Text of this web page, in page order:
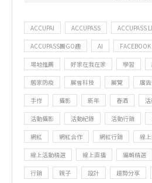
ACCUPAI ACCUPASS ACCUPASS
ACCUPASS團GO趣 AI FACEBOOK
場地推薦 好家在我在家 學習
居家防疫 展會科技 展覽 廣
手作 攝影 新年 春酒
活動攝影 活動紀錄 活動行銷
網紅 網紅合作 網紅行銷 線
線上活動精選 線上直播 編輯精選
行銷 親子 設計 趨勢分享